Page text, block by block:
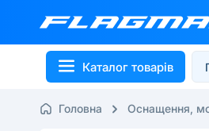
Каталог товарів
Головна Оснащення,